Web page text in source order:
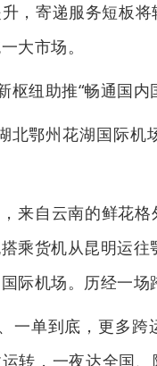
，寄递服务短板
大市场。
枢纽助推“畅通国内
北鄂州花湖国际机
来自云南的鲜花
乘货机从昆明运往
际机场。历经一场
一单到底，更多
转，一夜达全国